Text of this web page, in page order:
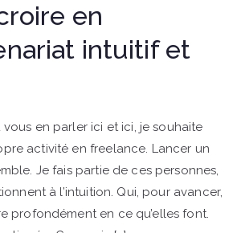
en
intuitif et
vous en parler ici et ici, je souhaite
activité en freelance. Lancer un
Je fais partie de ces personnes,
à l’intuition. Qui, pour avancer,
profondément en ce qu’elles font.